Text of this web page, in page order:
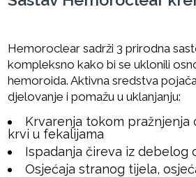
Hemoroclear sadrži 3 prirodna
kompleksno kako bi se uklonili
hemoroida. Aktivna sredstva
djelovanje i pomažu u uklanjanju:
Krvarenja tokom pražnjenja
krvi u fekalijama
Ispadanja čireva iz debelog
Osjećaja stranog tijela,